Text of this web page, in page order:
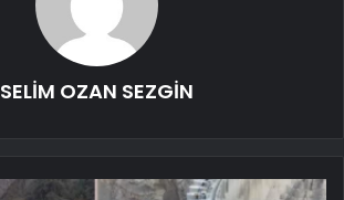
SELİM OZAN SEZGİN